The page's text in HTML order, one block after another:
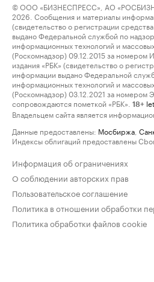
© ООО «БИЗНЕСПРЕСС», АО
2026. Сообщения и материалы
(свидетельство о регистрации
выдано Федеральной службой по
информационных технологий и
(Роскомнадзор) 09.12.2015 за
издания «РБК» (свидетельство о
информации выдано Федеральной
информационных технологий и
(Роскомнадзор) 03.12.2021 за
сопровождаются пометкой «РБК».
18+
Владельцем сайта является
Данные предоставлены: Мосбиржа
Индексы облигаций предоставлены
Информация об ограничениях
О соблюдении авторских прав
Пользовательское соглашение
Политика в отношении обработки
Политика обработки файлов cookie